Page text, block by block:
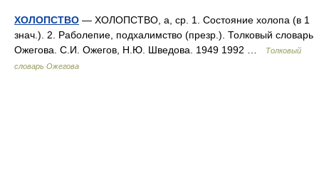
ХОЛОПСТВО — ХОЛОПСТВО, а, ср. 1. Состояние холопа (в 1
знач.). 2. Раболепие, подхалимство (презр.). Толковый словарь
Ожегова. С.И. Ожегов, Н.Ю. Шведова. 1949 1992 …
Толковый
словарь Ожегова